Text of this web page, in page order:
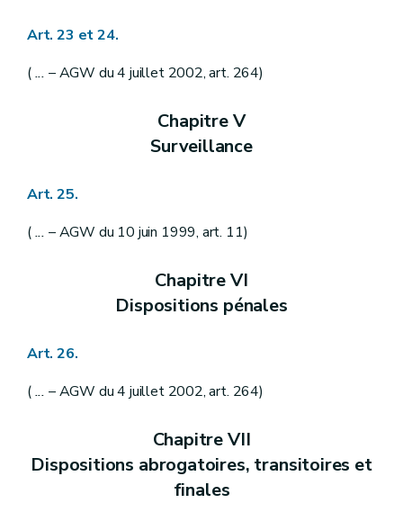
Art. 23 et 24.
(... – AGW du 4 juillet 2002, art. 264)
Chapitre V
Surveillance
Art. 25.
(... – AGW du 10 juin 1999, art. 11)
Chapitre VI
Dispositions pénales
Art. 26.
(... – AGW du 4 juillet 2002, art. 264)
Chapitre VII
Dispositions abrogatoires, transitoires et
finales